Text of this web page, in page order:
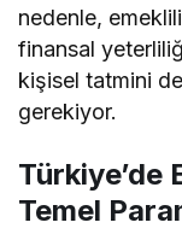
nedenle,
finansal
kişisel tatmini
gerekiyor.
Türkiye’de
Temel